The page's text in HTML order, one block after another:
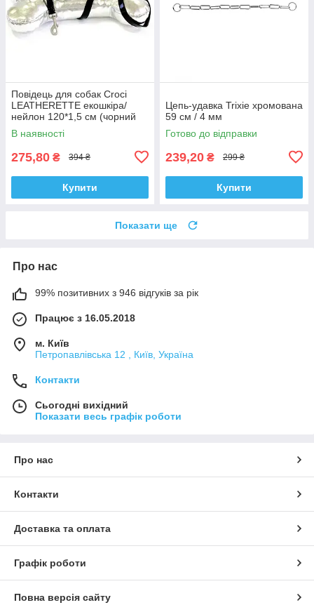
Повідець для собак Croci
LEATHERETTE екошкіра/
нейлон 120*1,5 см (чорний
лак)
В наявності
275,80 ₴ 394 ₴
Купити
Цепь-удавка Trixie хромована
59 см / 4 мм
Готово до відправки
239,20 ₴ 299 ₴
Купити
Показати ще
Про нас
99% позитивних з 946 відгуків за рік
Працює з 16.05.2018
м. Київ
Петропавлівська 12 , Київ, Україна
Контакти
Сьогодні вихідний
Показати весь графік роботи
Про нас
Контакти
Доставка та оплата
Графік роботи
Повна версія сайту